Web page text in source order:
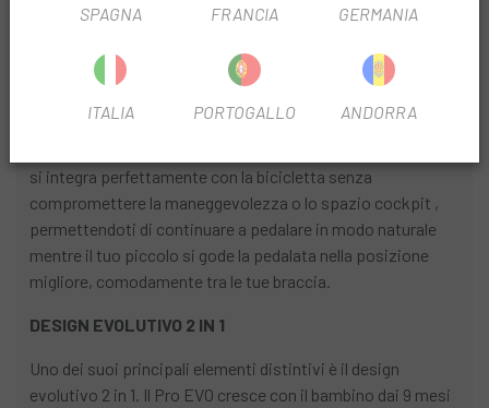
INFORMAZIONI SUL PRODOTTO
Questo seggiolino anteriore è progettato specificamente
si integra perfettamente con la bicicletta senza
compromettere la maneggevolezza o lo spazio cockpit ,
permettendoti di continuare a pedalare in modo naturale
mentre il tuo piccolo si gode la pedalata nella posizione
migliore, comodamente tra le tue braccia.
DESIGN EVOLUTIVO 2 IN 1
Uno dei suoi principali elementi distintivi è il design
evolutivo 2 in 1. Il Pro EVO cresce con il bambino dai 9 mesi
SPAGNA FRANCIA GERMANIA
ITALIA PORTOGALLO ANDORRA